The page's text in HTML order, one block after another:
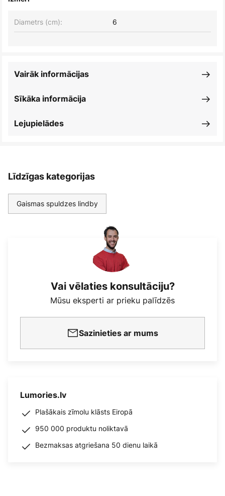
Diametrs (cm): 6
Sīkāka informācija
Vairāk informācijas
Lejupielādes
Līdzīgas kategorijas
Gaismas spuldzes lindby
Vai vēlaties konsultāciju?
Mūsu eksperti ar prieku palīdzēs
Sazinieties ar mums
Lumories.lv
Plašākais zīmolu klāsts Eiropā
950 000 produktu noliktavā
Bezmaksas atgriešana 50 dienu laikā